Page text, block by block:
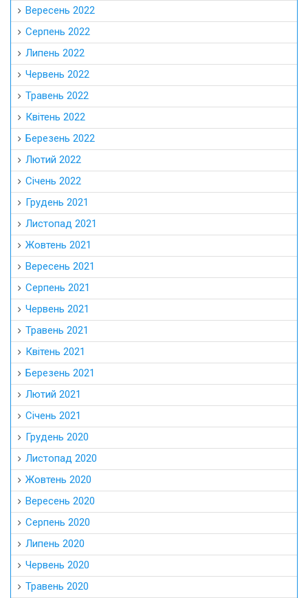
Вересень 2022
Серпень 2022
Липень 2022
Червень 2022
Травень 2022
Квітень 2022
Березень 2022
Лютий 2022
Січень 2022
Грудень 2021
Листопад 2021
Жовтень 2021
Вересень 2021
Серпень 2021
Червень 2021
Травень 2021
Квітень 2021
Березень 2021
Лютий 2021
Січень 2021
Грудень 2020
Листопад 2020
Жовтень 2020
Вересень 2020
Серпень 2020
Липень 2020
Червень 2020
Травень 2020